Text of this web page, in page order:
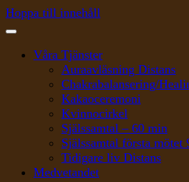
Hoppa till innehåll
Våra Tjänster
Auraavläsning Distans
Chakrabalansering/
Kakaoceremoni
Kvinnocirkel
Själssamtal – 60 min
Själssamtal första mötet
Tidigare liv Distans
Medvetandet